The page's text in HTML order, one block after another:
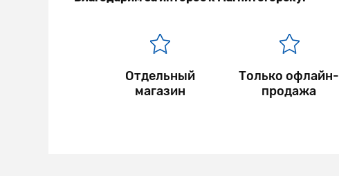
Отдельный
магазин
Только офлайн-
продажа